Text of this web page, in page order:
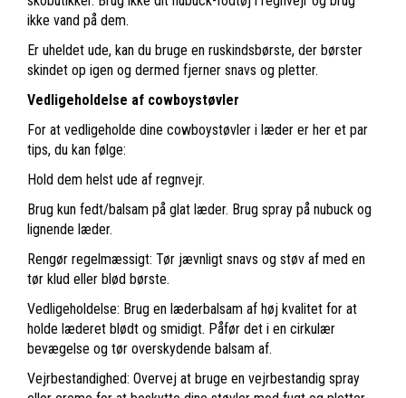
ikke vand på dem.
Er uheldet ude, kan du bruge en ruskindsbørste, der børster
skindet op igen og dermed fjerner snavs og pletter.
Vedligeholdelse af cowboystøvler
For at vedligeholde dine cowboystøvler i læder er her et par
tips, du kan følge:
Hold dem helst ude af regnvejr.
Brug kun fedt/balsam på glat læder. Brug spray på nubuck og
lignende læder.
Rengør regelmæssigt: Tør jævnligt snavs og støv af med en
tør klud eller blød børste.
Vedligeholdelse: Brug en læderbalsam af høj kvalitet for at
holde læderet blødt og smidigt. Påfør det i en cirkulær
bevægelse og tør overskydende balsam af.
Vejrbestandighed: Overvej at bruge en vejrbestandig spray